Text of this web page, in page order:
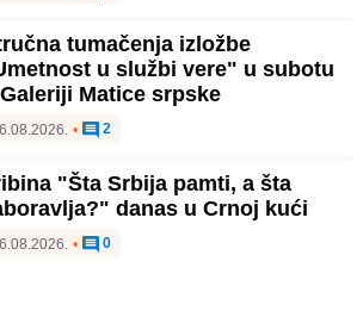
tumačenja izložbe
u službi vere" u subotu
Matice srpske
• 2
"Šta Srbija pamti, a šta
danas u Crnoj kući
• 0